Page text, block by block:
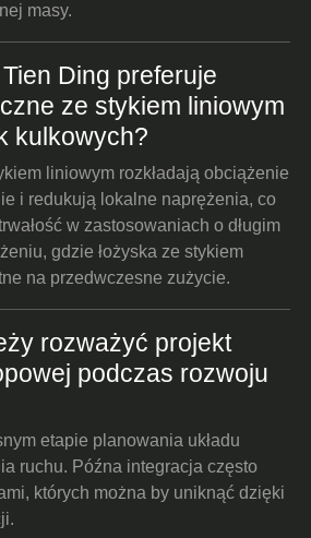
masy.
Ding preferuje
ze stykiem liniowym
kulkowych?
liniowym rozkładają obciążenie
i redukują lokalne naprężenia, co
w zastosowaniach o długim
gdzie łożyska ze stykiem
na przedwczesne zużycie.
rozważyć projekt
podczas rozwoju
etapie planowania układu
ruchu. Późna integracja często
których można by uniknąć dzięki